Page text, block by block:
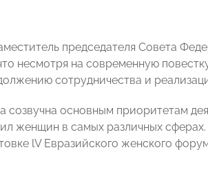
председателя Совета
несмотря на современную
сотрудничества и
созвучна основным приоритетам
женщин в самых различных
lV Евразийского женского